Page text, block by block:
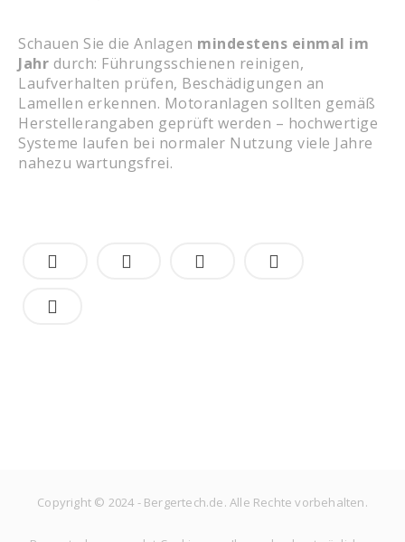
Schauen Sie die Anlagen mindestens einmal im
Jahr durch: Führungsschienen reinigen,
Laufverhalten prüfen, Beschädigungen an
Lamellen erkennen. Motoranlagen sollten gemäß
Herstellerangaben geprüft werden – hochwertige
Systeme laufen bei normaler Nutzung viele Jahre
nahezu wartungsfrei.
Copyright © 2024 - Bergertech.de. Alle Rechte vorbehalten.